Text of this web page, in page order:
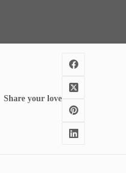
Share your love